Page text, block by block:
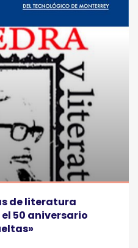
de literatura
50 aniversario